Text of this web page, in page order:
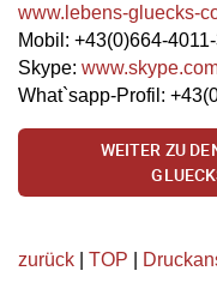
www.lebens-gluecks-
Mobil: +43(0)664-
Skype:
What`sapp-Profil:
WEITER ZU
zurück TOP